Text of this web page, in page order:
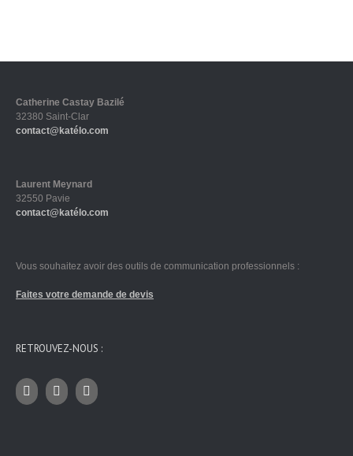
Catherine Castay Bazilé
32380 Saint-Clar
contact@katélo.com
Laurent Meynard
32550 Pavie
contact@katélo.com
Vous souhaitez avoir des outils de communication professionnels :
Faites votre demande de devis
RETROUVEZ-NOUS :